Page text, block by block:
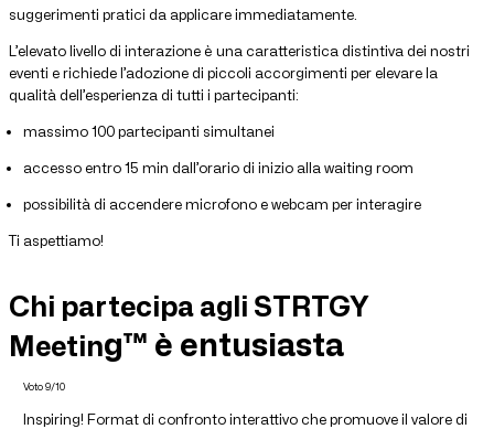
suggerimenti pratici da applicare immediatamente.
L’elevato livello di interazione è una caratteristica distintiva dei nostri
eventi e richiede l’adozione di piccoli accorgimenti per elevare la
qualità dell’esperienza di tutti i partecipanti:
massimo 100 partecipanti simultanei
accesso entro 15 min dall’orario di inizio alla waiting room
possibilità di accendere microfono e webcam per interagire
Ti aspettiamo!
Chi partecipa agli STRTGY
Meeting™ è entusiasta
Voto 9/10
Inspiring! Format di confronto interattivo che promuove il valore di